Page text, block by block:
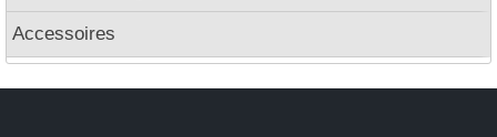
Accessoires